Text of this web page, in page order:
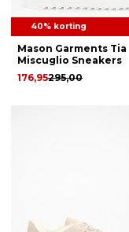
40% korting
Mason Garments Tia
Miscuglio Sneakers
295,00
176,95